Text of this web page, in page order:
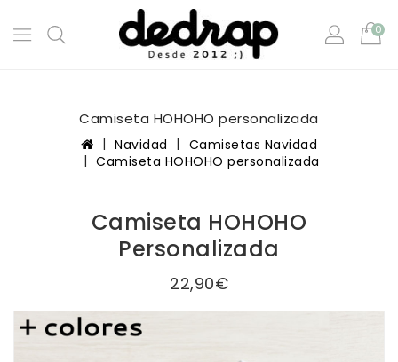
0
Camiseta HOHOHO personalizada
Navidad
Camisetas Navidad
Camiseta HOHOHO personalizada
Camiseta HOHOHO
Personalizada
22,90€